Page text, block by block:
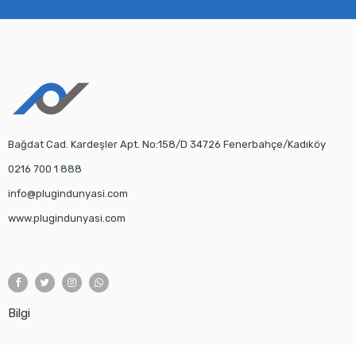
Bağdat Cad. Kardeşler Apt. No:158/D 34726 Fenerbahçe/Kadıköy
0216 700 1 888
info@plugindunyasi.com
www.plugindunyasi.com
Bilgi